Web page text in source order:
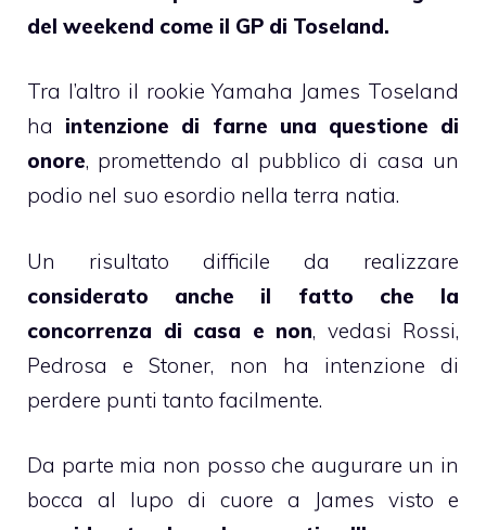
del weekend come il GP di Toseland.
Tra l’altro il rookie Yamaha James Toseland
ha intenzione di farne una questione di
onore, promettendo al pubblico di casa un
podio nel suo esordio nella terra natia.
Un risultato difficile da realizzare
considerato anche il fatto che la
concorrenza di casa e non, vedasi Rossi,
Pedrosa e Stoner, non ha intenzione di
perdere punti tanto facilmente.
Da parte mia non posso che augurare un in
bocca al lupo di cuore a James visto e